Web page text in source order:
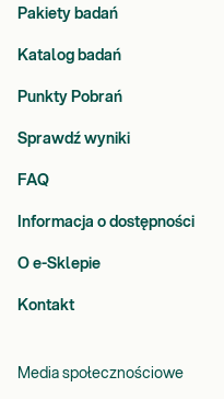
Pakiety badań
Katalog badań
Punkty Pobrań
Sprawdź wyniki
FAQ
Informacja o dostępności
O e-Sklepie
Kontakt
Media społecznościowe